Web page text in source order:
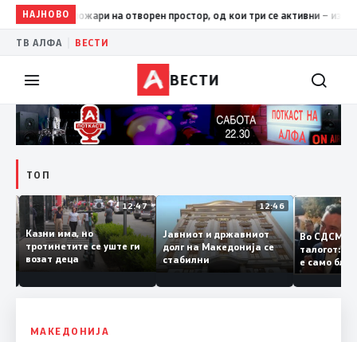
НАЈНОВО17:42ЦУК: До 18 часот 11 пожари на отворен простор, од
ТВ АЛФА ВЕСТИ
ВЕСТИ
ТОП
12:47
Казни има, но
тротинетите се уште ги
возат деца
12:46
Јавниот и државниот
долг на Македонија се
стабилни
Во СДСМ
е само
копија
Заев
МАКЕДОНИЈА